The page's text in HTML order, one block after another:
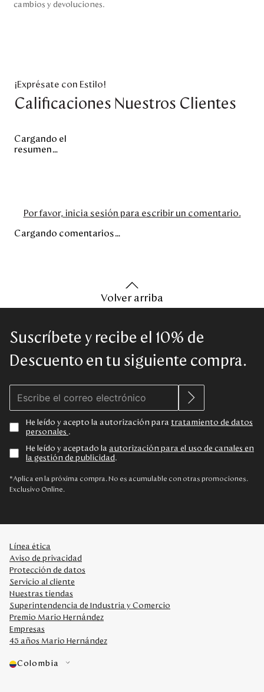
cambios y devoluciones.
¡Exprésate con Estilo!
Calificaciones Nuestros Clientes
Cargando el
resumen…
Por favor, inicia sesión para escribir un comentario.
Cargando comentarios…
Volver arriba
Suscríbete y recibe el 10% de
Descuento en tu siguiente compra.
He leído y acepto la autorización para tratamiento de datos
personales .
He leído y aceptado la autorización para el uso de canales en
la gestión de publicidad .
*Aplica en la próxima compra. No es acumulable con otras promociones.
Exclusivo Online.
Línea ética
Aviso de privacidad
Protección de datos
Servicio al cliente
Nuestras tiendas
Superintendencia de Industria y Comercio
Premio Mario Hernández
Empresas
45 años Mario Hernández
Colombia